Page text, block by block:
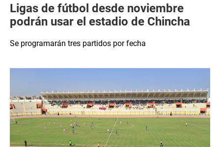
Ligas de fútbol desde noviembre
podrán usar el estadio de Chincha
Se programarán tres partidos por fecha